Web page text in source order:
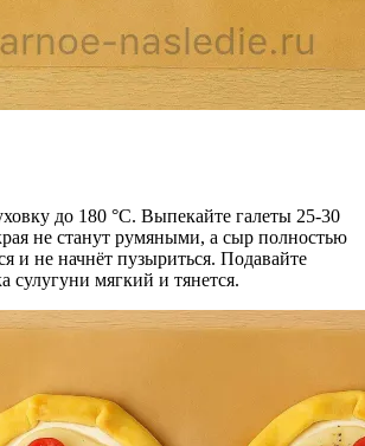
до 180 °С. Выпекайте галеты 25-30
не станут румяными, а сыр полностью
и не начнёт пузыриться. Подавайте
сулугуни мягкий и тянется.